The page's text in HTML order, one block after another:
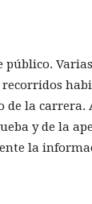
de la carrera.
y de la
la